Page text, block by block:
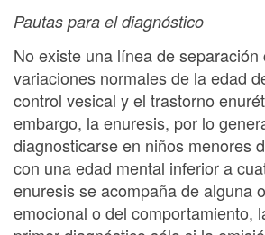
Pautas para el diagnóstico
No existe una línea de
variaciones normales de la edad
control vesical y el trastorno
embargo, la enuresis, por lo
diagnosticarse en niños menores
con una edad mental inferior a
enuresis se acompaña de alguna
emocional o del comportamiento,